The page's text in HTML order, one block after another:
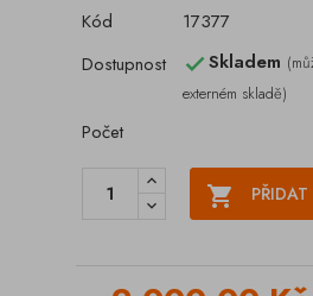
Kód
17377
Dostupnost
Skladem
externém skladě)
Počet
